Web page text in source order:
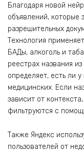
Благодаря новой
объявлений, которые
разрешительных
Технология
БАДы, алкоголь и
реестрах названия
определяет, есть ли
медицинских. Если
зависит от
фильтруются с
Также Яндекс
пользователей от